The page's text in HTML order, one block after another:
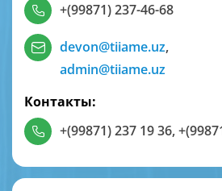
+(99871) 237-46-68
devon@tiiame.uz,
admin@tiiame.uz
Контакты:
+(99871) 237 19 36,